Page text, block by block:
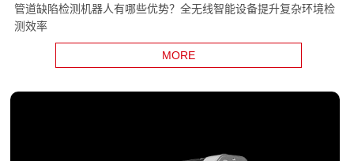
管道缺陷检测机器人有哪些优势？全无线智能设备提升复杂环境检
测效率
MORE